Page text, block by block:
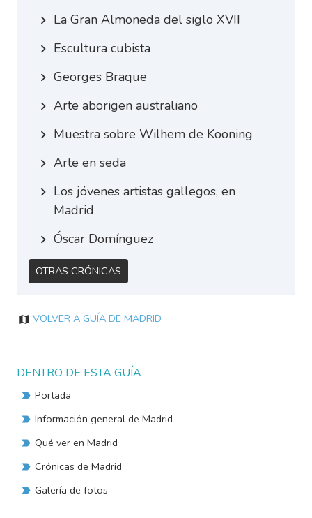
La Gran Almoneda del siglo XVII
Escultura cubista
Georges Braque
Arte aborigen australiano
Muestra sobre Wilhem de Kooning
Arte en seda
Los jóvenes artistas gallegos, en
Madrid
Óscar Domínguez
Otras Crónicas
Volver a Guía de Madrid
DENTRO DE ESTA GUÍA
Portada
Información general de Madrid
Qué ver en Madrid
Crónicas de Madrid
Galería de fotos